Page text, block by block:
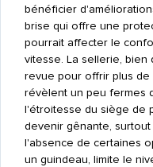
bénéficier
brise qui offre une
pourrait affecter le
vitesse. La sellerie,
revue pour offrir plus
révèlent un peu fermes
l'étroitesse du siège de
devenir gênante,
l'absence de certaines
un guindeau, limite le